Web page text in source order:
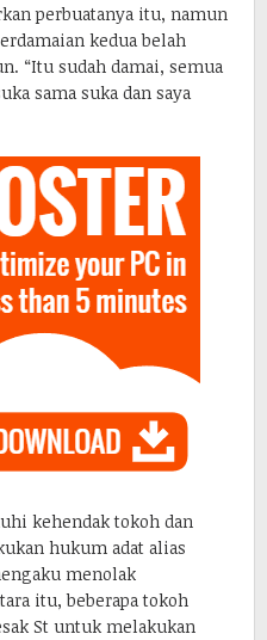
perbuatanya itu, namun
kedua belah
“Itu sudah damai, semua
sama suka dan saya
kehendak tokoh dan
hukum adat alias
menolak
itu, beberapa tokoh
St untuk melakukan